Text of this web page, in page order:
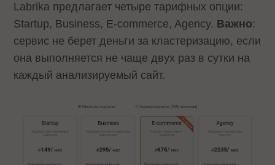
Labrika предлагает четыре тарифных опции:
Startup, Business, E-commerce, Agency. Важно:
сервис не берет деньги за кластеризацию, если
она выполняется не чаще двух раз в сутки на
каждый анализируемый сайт.